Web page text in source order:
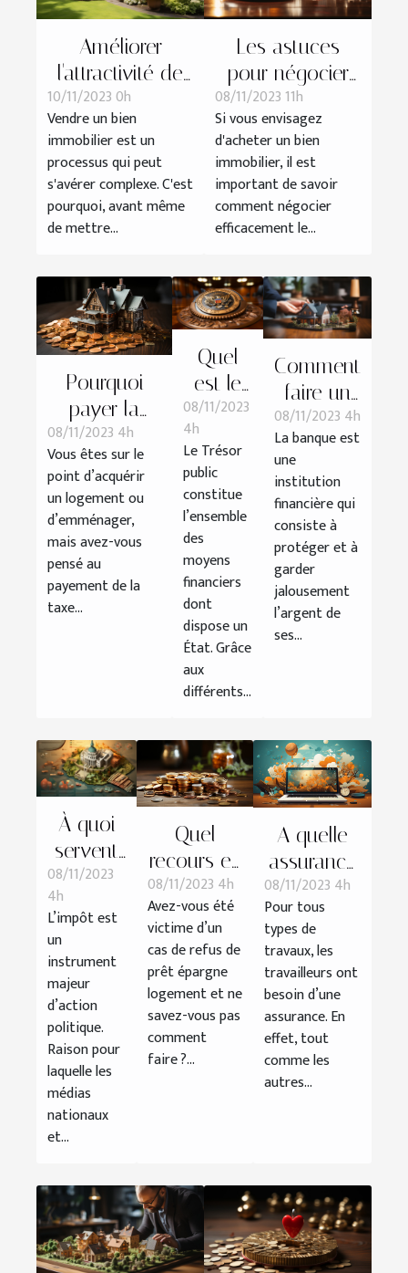
Améliorer
l'attractivité de
son bien
immobilier avant
la vente
10/11/2023 0h
Vendre un bien
immobilier est un
processus qui peut
s'avérer complexe. C'est
pourquoi, avant même
de mettre...
Les astuces
pour négocier
efficacement le
prix de votre
futur bien
immobilier
08/11/2023 11h
Si vous envisagez
d'acheter un bien
immobilier, il est
important de savoir
comment négocier
efficacement le...
Pourquoi
payer la
taxe
immobilière ?
08/11/2023 4h
Vous êtes sur le
point d’acquérir
un logement ou
d’emménager,
mais avez-vous
pensé au
payement de la
taxe...
Quel
est le
rôle du
Trésor
public ?
08/11/2023
4h
Le Trésor
public
constitue
l’ensemble
des
moyens
financiers
dont
dispose un
État. Grâce
aux
différents...
Comment
faire un
prêt à la
banque ?
08/11/2023 4h
La banque est
une
institution
financière qui
consiste à
protéger et à
garder
jalousement
l’argent de
ses...
À quoi
servent
les
impôts ?
08/11/2023
4h
L’impôt est
un
instrument
majeur
d’action
politique.
Raison pour
laquelle les
médias
nationaux
et...
Quel
recours en
cas de
refus de
prêt
épargne
logement ?
08/11/2023 4h
Avez-vous été
victime d’un
cas de refus de
prêt épargne
logement et ne
savez-vous pas
comment
faire ?...
A quelle
assurance
doit
souscrire
un salarié
en
télétravail ?
08/11/2023 4h
Pour tous
types de
travaux, les
travailleurs ont
besoin d’une
assurance. En
effet, tout
comme les
autres...